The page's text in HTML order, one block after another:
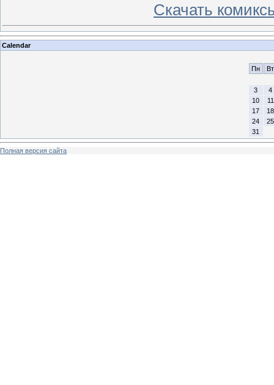
Скачать
Calendar
Пн
Вт
3
4
10
11
17
18
24
25
31
Полная версия сайта